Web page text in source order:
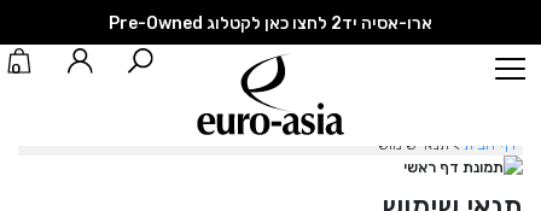
ארו-אסיה יד2 לחצו כאן לקטלוג Pre-Owned
0
דף הבית > תנאי שימוש